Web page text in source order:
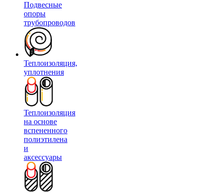
Подвесные
опоры
трубопроводов
Теплоизоляция,
уплотнения
Теплоизоляция
на основе
вспененного
полиэтилена
и
аксессуары